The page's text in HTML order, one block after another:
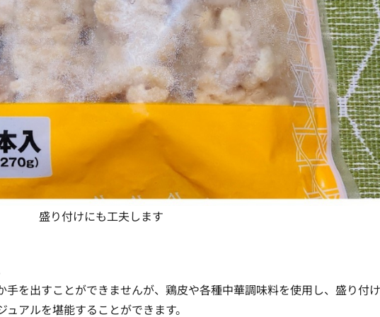
盛り付けにも工夫します
手を出すことができませんが、鶏皮や各種中華調味料を使用し、盛り付
ュアルを堪能することができます。